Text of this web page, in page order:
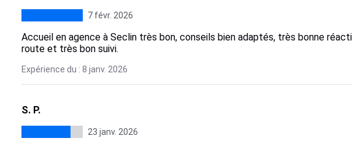
7 févr. 2026
Accueil en agence à Seclin très bon, conseils bien adaptés, très bonne
route et très bon suivi.
Expérience du : 8 janv. 2026
S. P.
23 janv. 2026